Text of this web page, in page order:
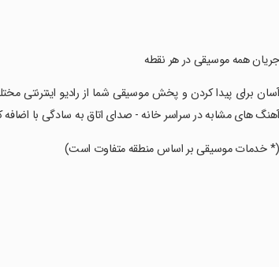
‏جریان همه موسیقی در هر نقطه
‏آسان برای پیدا کردن و پخش موسیقی شما از رادیو
آهنگ های مشابه در سراسر خانه - صدای اتاق به سادگی با
‏(* خدمات موسیقی بر اساس منطقه متفاوت است)